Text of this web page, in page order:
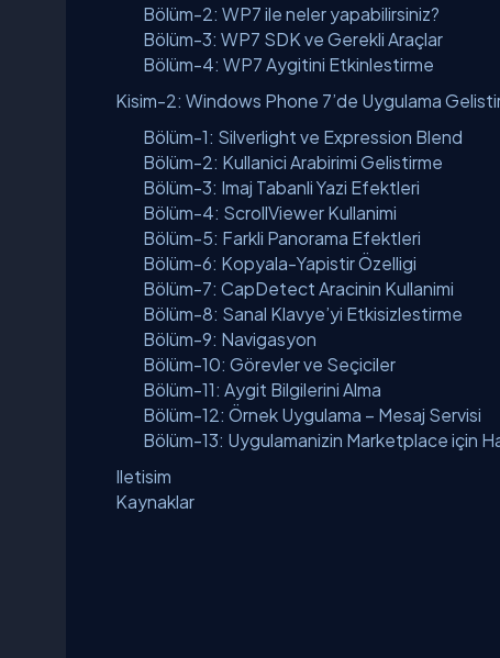
Bölüm-2: WP7 ile neler yapabilirsiniz?
Bölüm-3: WP7 SDK ve Gerekli Araçlar
Bölüm-4: WP7 Aygitini Etkinlestirme
Kisim-2: Windows Phone 7’de Uygulama
Bölüm-1: Silverlight ve Expression Blend
Bölüm-2: Kullanici Arabirimi Gelistirme
Bölüm-3: Imaj Tabanli Yazi Efektleri
Bölüm-4: ScrollViewer Kullanimi
Bölüm-5: Farkli Panorama Efektleri
Bölüm-6: Kopyala-Yapistir Özelligi
Bölüm-7: CapDetect Aracinin Kullanimi
Bölüm-8: Sanal Klavye’yi Etkisizlestirme
Bölüm-9: Navigasyon
Bölüm-10: Görevler ve Seçiciler
Bölüm-11: Aygit Bilgilerini Alma
Bölüm-12: Örnek Uygulama – Mesaj Servisi
Bölüm-13: Uygulamanizin Marketplace için
Iletisim
Kaynaklar